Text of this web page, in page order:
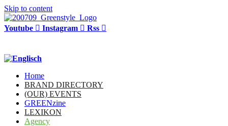
Skip to content
Youtube Instagram Rss
Home
BRAND DIRECTORY
(OUR) EVENTS
GREENzine
LEXIKON
Agency